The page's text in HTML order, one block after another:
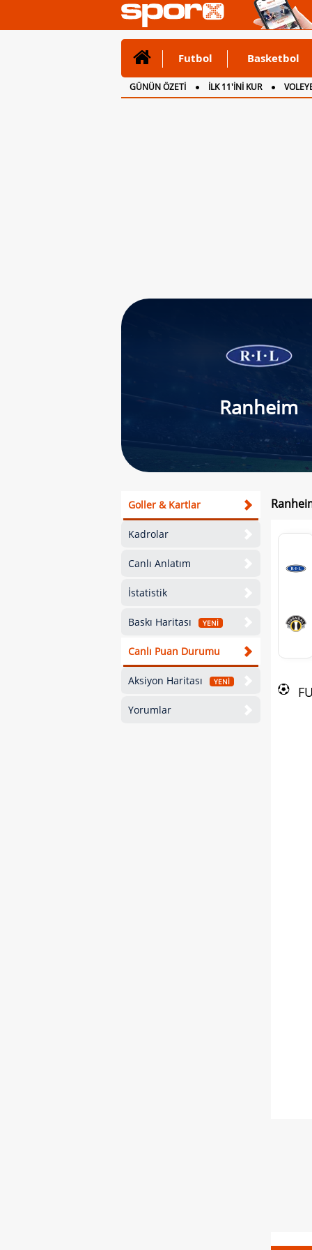
Futbol Basketbol
GÜNÜN ÖZETİ İLK 11'İNİ KUR
CANLI ANLATIM
İNGİLTERE
Ranheim
Goller & Kartlar
Kadrolar
Canlı Anlatım
İstatistik
Baskı Haritası YENİ
Canlı Puan Durumu
Aksiyon Haritası YENİ
Yorumlar